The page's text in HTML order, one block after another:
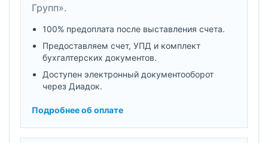
Групп».
100% предоплата после выставления счета.
Предоставляем счет, УПД и комплект
бухгалтерских документов.
Доступен электронный документооборот
через Диадок.
Подробнее об оплате